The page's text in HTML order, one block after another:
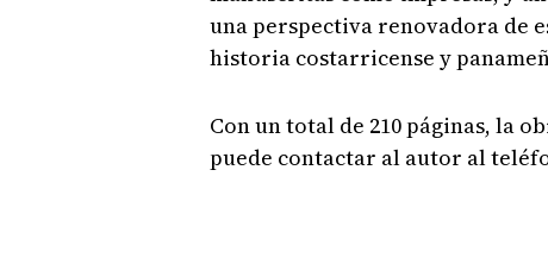
una perspectiva renovadora de
historia costarricense y
Con un total de 210 páginas, la
puede contactar al autor al